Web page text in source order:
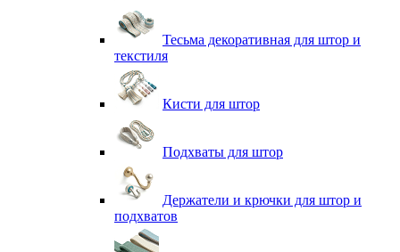
Тесьма декоративная для штор и
текстиля
Кисти для штор
Подхваты для штор
Держатели и крючки для штор и
подхватов